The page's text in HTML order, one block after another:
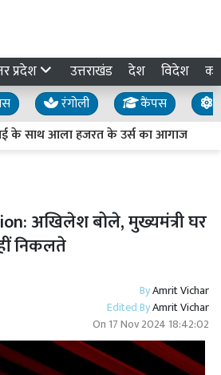
प्रदेश उत्तराखंड देश विदेश
रंगोली कैंपस
के साथ आला हजरत के उर्स का आगाज
अखिलेश बोले, मुख्यमंत्री घर
निकलते
ByAmrit Vichar
Edited ByAmrit Vichar
On 17 Nov 2024 18:42:02